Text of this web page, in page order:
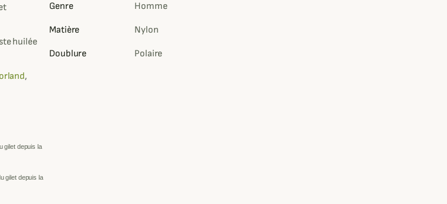
huilée
,
gilet depuisla
gilet depuis la
Genre Homme
Matière Nylon
Doublure Polaire